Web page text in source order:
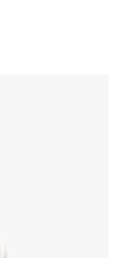
Android-